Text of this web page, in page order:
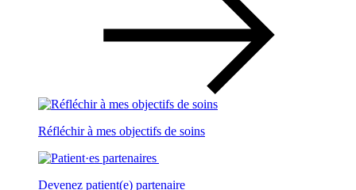
Réfléchir à mes objectifs de soins
Devenez patient(e) partenaire